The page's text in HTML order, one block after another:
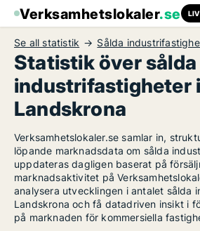
Verksamhetslokaler.se
Se all statistik Sålda
Statistik över sålda
industrifastigheter i
Landskrona
Verksamhetslokaler.se samlar in,
löpande marknadsdata om sålda
uppdateras dagligen baserat på
marknadsaktivitet på
analysera utvecklingen i antalet sålda
Landskrona och få datadriven insikt i
på marknaden för kommersiella